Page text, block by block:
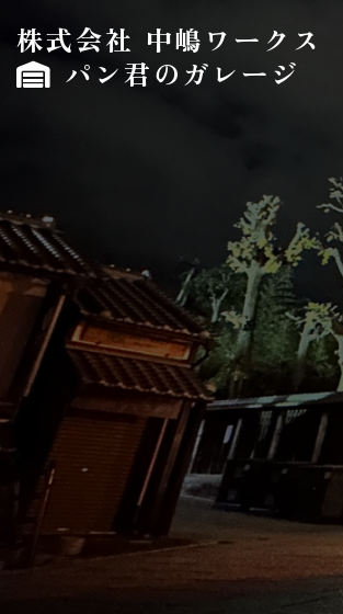
株式会社 中嶋ワークス
パン君のガレージ